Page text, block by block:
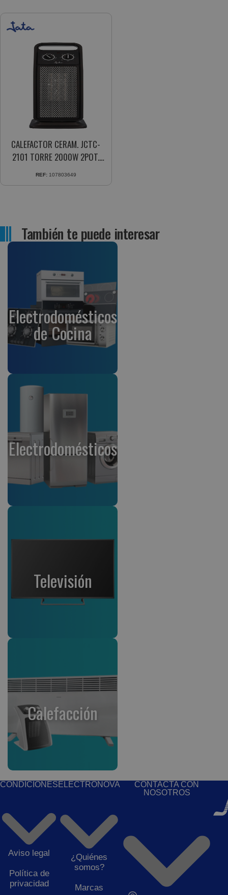
CALEFACTOR CERAM. JCTC-
2101 TORRE 2000W 2POT.
ANTIVUELCO
REF: 107803649
También te puede interesar
Electrodomésticos
de Cocina
Electrodomésticos
Televisión
Calefacción
CONDICIONES
Aviso legal
Política de
privacidad
ELECTRONOVA
¿Quiénes
somos?
Marcas
CONTACTA CON
NOSOTROS